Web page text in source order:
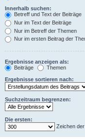
Innerhalb suchen:
Betreff und Text der Beiträge
Nur im Text der Beiträge
Nur im Betreff der Themen
Nur im ersten Beitrag der
Ergebnisse anzeigen als:
Beiträge
Themen
Ergebnisse sortieren nach:
Suchzeitraum begrenzen:
Die ersten:
Zeichen